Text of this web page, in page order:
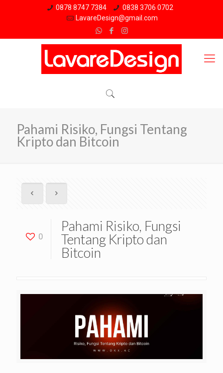
0878 8747 7384
0838 3706 0702
LavareDesign@gmail.com
Pahami Risiko, Fungsi Tentang
Kripto dan Bitcoin
0
Pahami Risiko, Fungsi
Tentang Kripto dan
Bitcoin